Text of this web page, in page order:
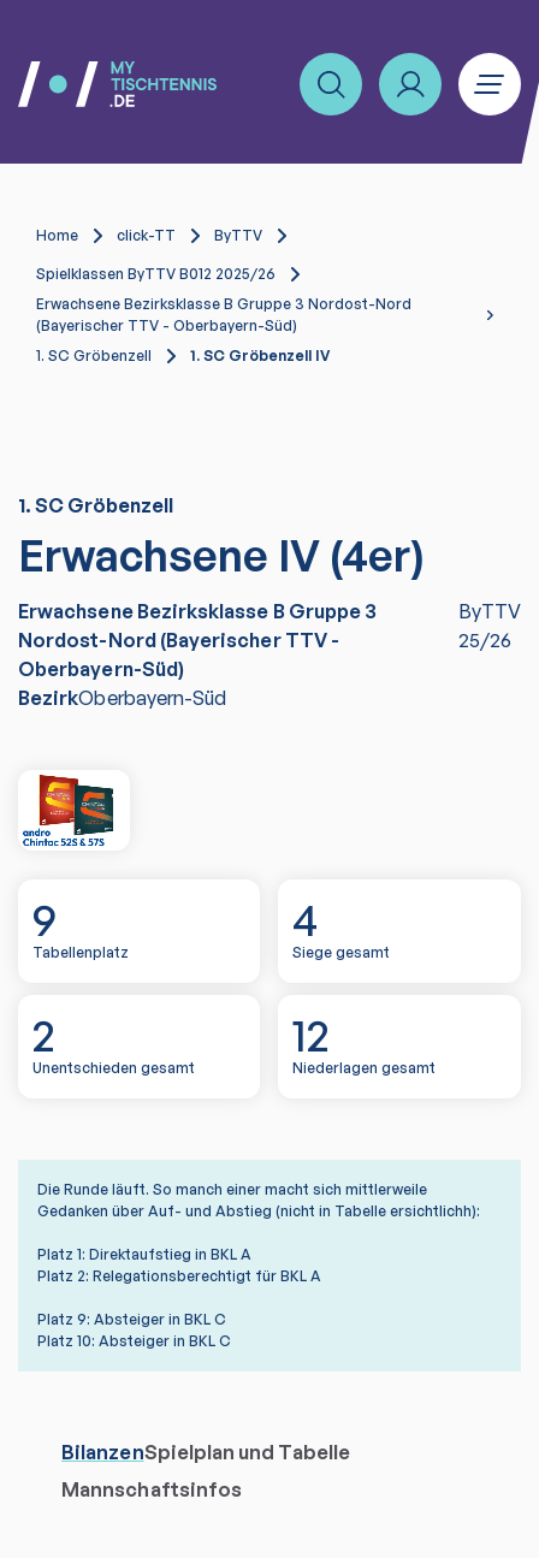
Home click-TT ByTTV
Spielklassen ByTTV B012 2025/26
Erwachsene Bezirksklasse B Gruppe 3 Nordost-Nord
(Bayerischer TTV - Oberbayern-Süd)
1. SC Gröbenzell
1. SC Gröbenzell IV
1. SC Gröbenzell
Erwachsene IV (4er)
Erwachsene Bezirksklasse B Gruppe 3
Nordost-Nord (Bayerischer TTV -
Oberbayern-Süd)
ByTTV
25/26
BezirkOberbayern-Süd
9
Tabellenplatz
4
Siege gesamt
2
Unentschieden gesamt
12
Niederlagen gesamt
Die Runde läuft. So manch einer macht sich mittlerweile
Gedanken über Auf- und Abstieg (nicht in Tabelle ersichtlichh):
Platz 1: Direktaufstieg in BKL A
Platz 2: Relegationsberechtigt für BKL A
Platz 9: Absteiger in BKL C
Platz 10: Absteiger in BKL C
BilanzenSpielplan und Tabelle
Mannschaftsinfos